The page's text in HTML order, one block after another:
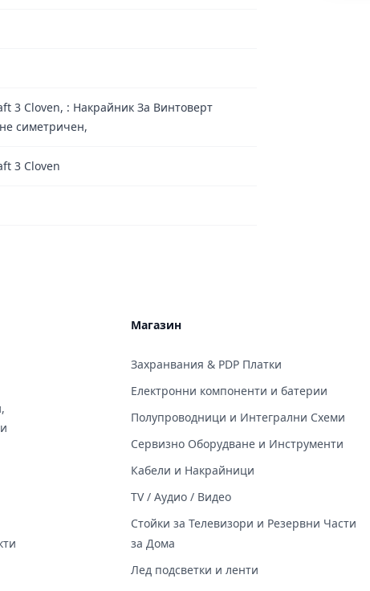
3 Cloven, : Накрайник За Винтоверт
симетричен,
3 Cloven
Магазин
Захранвания & PDP Платки
Електронни компоненти и батерии
Полупроводници и Интегрални Схеми
Сервизно Оборудване и Инструменти
Кабели и Накрайници
TV / Аудио / Видео
Стойки за Телевизори и Резервни Части
за Дома
Лед подсветки и ленти